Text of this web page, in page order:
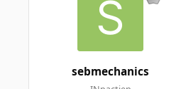
sebmechanics